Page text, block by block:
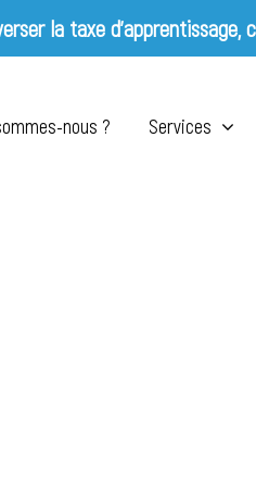
la taxe d’apprentissage,
nous ? Services